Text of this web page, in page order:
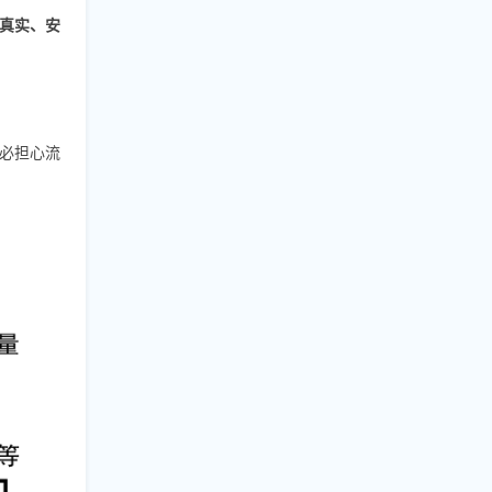
真实、安
担心流